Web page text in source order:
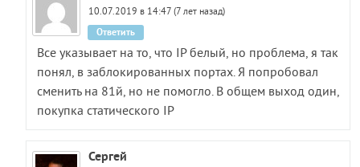
10.07.2019 в 14:47 (7 лет назад)
Все указывает на то, что IP белый, но проблема, я так
понял, в заблокированных портах. Я попробовал
сменить на 81й, но не помогло. В общем выход один,
покупка статического IP
Ответить
Сергей